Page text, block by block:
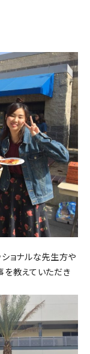
ョナルな先生方や
を教えていただき